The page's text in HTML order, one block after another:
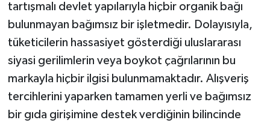
tartışmalı devlet yapılarıyla hiçbir organik bağı
bulunmayan bağımsız bir işletmedir. Dolayısıyla,
tüketicilerin hassasiyet gösterdiği uluslararası
siyasi gerilimlerin veya boykot çağrılarının bu
markayla hiçbir ilgisi bulunmamaktadır. Alışveriş
tercihlerini yaparken tamamen yerli ve bağımsız
bir gıda girişimine destek verdiğinin bilincinde